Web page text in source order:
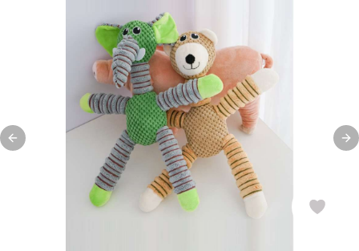
Previous slide